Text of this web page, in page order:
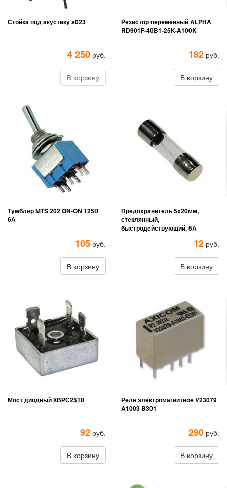
Стойка под акустику s023
4 250 руб.
В корзину
Резистор переменный ALPHA
RD901F-40B1-25K-A100K
182 руб.
В корзину
Тумблер MTS 202 ON-ON 125В
6А
105 руб.
В корзину
Предохранитель 5х20мм,
стеклянный,
быстродействующий, 5А
12 руб.
В корзину
Мост диодный КВРС2510
92 руб.
В корзину
Реле электромагнитное V23079
A1003 B301
290 руб.
В корзину